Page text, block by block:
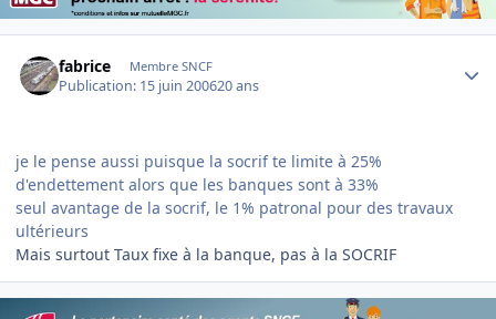
fabrice Membre SNCF
Publication: 15 juin 200620 ans
je le pense aussi puisque la socrif te limite à 25%
d'endettement alors que les banques sont à 33%
seul avantage de la socrif, le 1% patronal pour des travaux
ultérieurs
Mais surtout Taux fixe à la banque, pas à la SOCRIF